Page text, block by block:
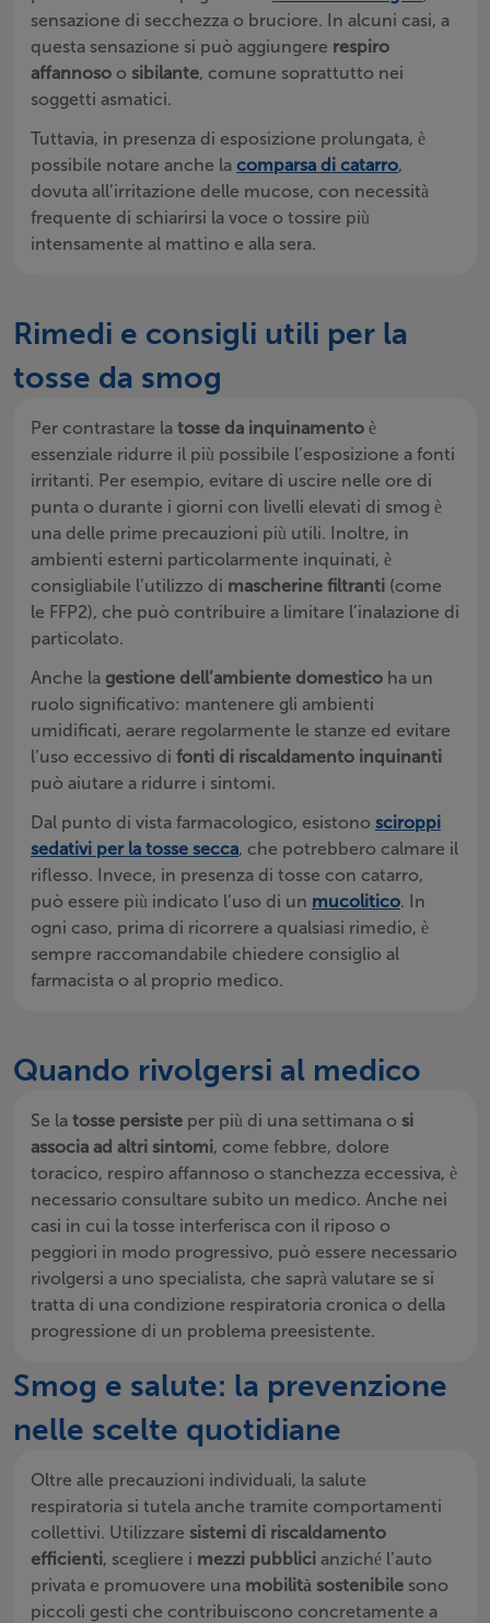
sensazione di secchezza o bruciore. In alcuni casi, a
questa sensazione si può aggiungere respiro
affannoso o sibilante, comune soprattutto nei
soggetti asmatici.
Tuttavia, in presenza di esposizione prolungata, è
possibile notare anche la comparsa di catarro,
dovuta all’irritazione delle mucose, con necessità
frequente di schiarirsi la voce o tossire più
intensamente al mattino e alla sera.
Rimedi e consigli utili per la
tosse da smog
Per contrastare la tosse da inquinamento è
essenziale ridurre il più possibile l’esposizione a fonti
irritanti. Per esempio, evitare di uscire nelle ore di
punta o durante i giorni con livelli elevati di smog è
una delle prime precauzioni più utili. Inoltre, in
ambienti esterni particolarmente inquinati, è
consigliabile l’utilizzo di mascherine filtranti (come
le FFP2), che può contribuire a limitare l’inalazione di
particolato.
Anche la gestione dell’ambiente domestico ha un
ruolo significativo: mantenere gli ambienti
umidificati, aerare regolarmente le stanze ed evitare
l’uso eccessivo di fonti di riscaldamento inquinanti
può aiutare a ridurre i sintomi.
Dal punto di vista farmacologico, esistono sciroppi
sedativi per la tosse secca, che potrebbero calmare il
riflesso. Invece, in presenza di tosse con catarro,
può essere più indicato l’uso di un mucolitico. In
ogni caso, prima di ricorrere a qualsiasi rimedio, è
sempre raccomandabile chiedere consiglio al
farmacista o al proprio medico.
Quando rivolgersi al medico
Se la tosse persiste per più di una settimana o si
associa ad altri sintomi, come febbre, dolore
toracico, respiro affannoso o stanchezza eccessiva, è
necessario consultare subito un medico. Anche nei
casi in cui la tosse interferisca con il riposo o
peggiori in modo progressivo, può essere necessario
rivolgersi a uno specialista, che saprà valutare se si
tratta di una condizione respiratoria cronica o della
progressione di un problema preesistente.
Smog e salute: la prevenzione
nelle scelte quotidiane
Oltre alle precauzioni individuali, la salute
respiratoria si tutela anche tramite comportamenti
collettivi. Utilizzare sistemi di riscaldamento
efficienti, scegliere i mezzi pubblici anziché l’auto
privata e promuovere una mobilità sostenibile sono
piccoli gesti che contribuiscono concretamente a